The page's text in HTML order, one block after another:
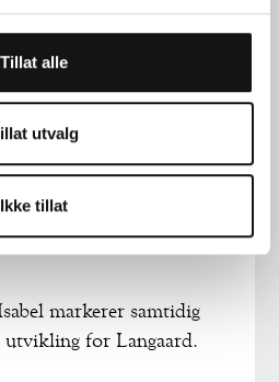
Tillat alle
utvalg
Ikke tillat
KAPITTEL
markerer samtidig
utvikling for Langaard.